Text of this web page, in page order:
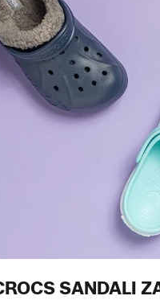
SANDALI